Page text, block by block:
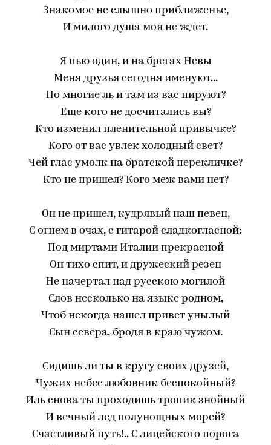
Знакомое не слышно приближенье,
И милого душа моя не ждет.
Я пью один, и на брегах Невы
Меня друзья сегодня именуют...
Но многие ль и там из вас пируют?
Еще кого не досчитались вы?
Кто изменил пленительной привычке?
Кого от вас увлек холодный свет?
Чей глас умолк на братской перекличке?
Кто не пришел? Кого меж вами нет?
Он не пришел, кудрявый наш певец,
С огнем в очах, с гитарой сладкогласной:
Под миртами Италии прекрасной
Он тихо спит, и дружеский резец
Не начертал над русскою могилой
Слов несколько на языке родном,
Чтоб некогда нашел привет унылый
Сын севера, бродя в краю чужом.
Сидишь ли ты в кругу своих друзей,
Чужих небес любовник беспокойный?
Иль снова ты проходишь тропик знойный
И вечный лед полунощных морей?
Счастливый путь!.. С лицейского порога